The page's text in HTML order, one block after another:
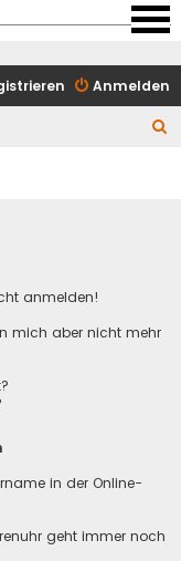
Anmelden
anmelden!
mich aber nicht mehr
in der Online-
geht immer noch